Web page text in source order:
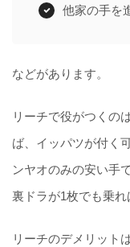
他家の手を
などがあります。
リーチで役がつくの
ば、イッパツが付く
ンヤオのみの安い手
裏ドラが1枚でも乗れ
リーチのデメリットは